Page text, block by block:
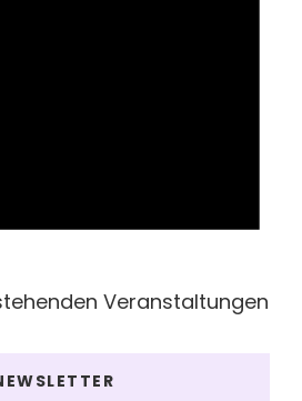
Veranstaltungen